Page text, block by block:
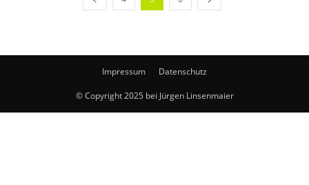
Impressum Datenschutz
© Copyright 2025 bei Jürgen Linsenmaier